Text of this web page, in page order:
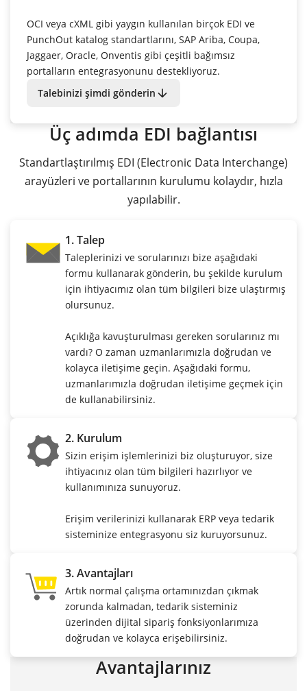
OCI veya cXML gibi yaygın kullanılan birçok EDI ve
PunchOut katalog standartlarını, SAP Ariba, Coupa,
Jaggaer, Oracle, Onventis gibi çeşitli bağımsız
portalların entegrasyonunu destekliyoruz.
Talebinizi şimdi gönderin arrow_downward
Üç adımda EDI bağlantısı
Standartlaştırılmış EDI (Electronic Data Interchange)
arayüzleri ve portallarının kurulumu kolaydır, hızla
yapılabilir.
1. Talep
Taleplerinizi ve sorularınızı bize aşağıdaki
formu kullanarak gönderin, bu şekilde kurulum
için ihtiyacımız olan tüm bilgileri bize ulaştırmış
olursunuz.
Açıklığa kavuşturulması gereken sorularınız mı
vardı? O zaman uzmanlarımızla doğrudan ve
kolayca iletişime geçin. Aşağıdaki formu,
uzmanlarımızla doğrudan iletişime geçmek için
de kullanabilirsiniz.
2. Kurulum
Sizin erişim işlemlerinizi biz oluşturuyor, size
ihtiyacınız olan tüm bilgileri hazırlıyor ve
kullanımınıza sunuyoruz.
Erişim verilerinizi kullanarak ERP veya tedarik
sisteminize entegrasyonu siz kuruyorsunuz.
3. Avantajları
Artık normal çalışma ortamınızdan çıkmak
zorunda kalmadan, tedarik sisteminiz
üzerinden dijital sipariş fonksiyonlarımıza
doğrudan ve kolayca erişebilirsiniz.
Avantajlarınız